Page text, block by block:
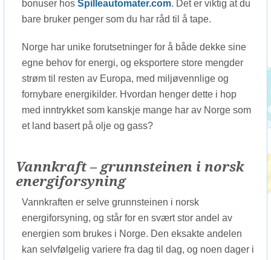
bonuser hos Spilleautomater.com. Det er viktig at du
bare bruker penger som du har råd til å tape.
Norge har unike forutsetninger for å både dekke sine
egne behov for energi, og eksportere store mengder
strøm til resten av Europa, med miljøvennlige og
fornybare energikilder. Hvordan henger dette i hop
med inntrykket som kanskje mange har av Norge som
et land basert på olje og gass?
Vannkraft – grunnsteinen i norsk
energiforsyning
Vannkraften er selve grunnsteinen i norsk
energiforsyning, og står for en svært stor andel av
energien som brukes i Norge. Den eksakte andelen
kan selvfølgelig variere fra dag til dag, og noen dager i